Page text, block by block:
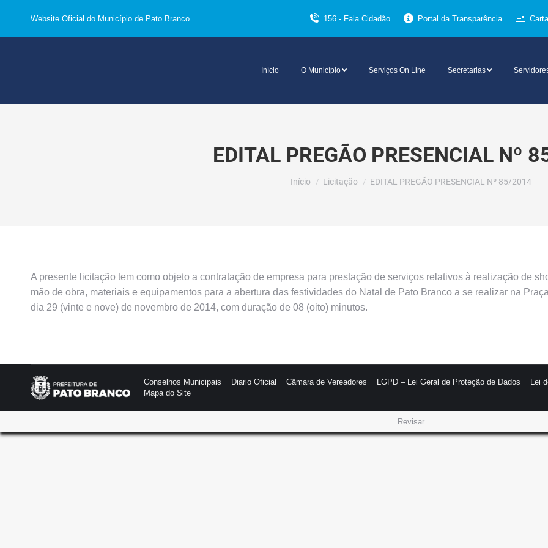
Website Oficial do Município de Pato Branco 156 - Fala Cidadão Portal da Transparência
Início O Município Serviços On Line Secretarias
EDITAL PREGÃO PRESENCIAL Nº
Você está aqui:
Início Licitação EDITAL PREGÃO PRESENCIAL Nº 85/2014
A presente licitação tem como objeto a contratação de empresa para prestação de serviços relativos à realização de
mão de obra, materiais e equipamentos para a abertura das festividades do Natal de Pato Branco a se realizar na
dia 29 (vinte e nove) de novembro de 2014, com duração de 08 (oito) minutos.
Conselhos Municipais Diario Oficial Câmara de Vereadores LGPD – Lei Geral de Proteção de Dados Lei
Mapa do Site
Revisar